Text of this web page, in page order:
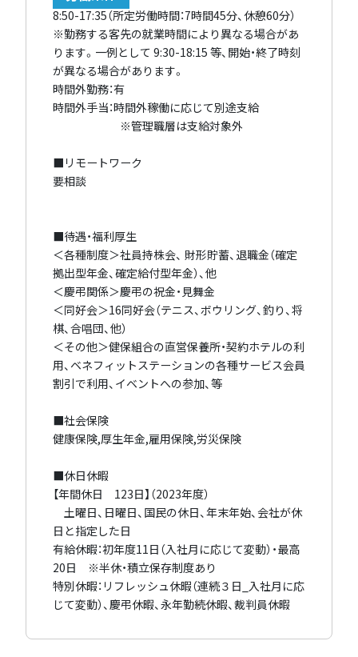
8:50-17:35（所定労働時間：7時間45分、休憩60分）
※勤務する客先の就業時間により異なる場合があ
ります。一例として 9:30-18:15 等、開始・終了時刻
が異なる場合があります。
時間外勤務：有
時間外手当：時間外稼働に応じて別途支給
※管理職層は支給対象外
■リモートワーク
要相談
■待遇・福利厚生
＜各種制度＞社員持株会、 財形貯蓄、退職金（確定
拠出型年金、確定給付型年金）、他
＜慶弔関係＞慶弔の祝金・見舞金
＜同好会＞16同好会（テニス、ボウリング、釣り、将
棋、合唱団、他）
＜その他＞健保組合の直営保養所・契約ホテルの利
用、ベネフィットステーションの各種サービス会員
割引で利用、イベントへの参加、等
■社会保険
健康保険,厚生年金,雇用保険,労災保険
■休日休暇
【年間休日 123日】（2023年度）
土曜日、日曜日、国民の休日、年末年始、会社が休
日と指定した日
有給休暇：初年度11日（入社月に応じて変動）・最高
20日 ※半休・積立保存制度あり
特別休暇：リフレッシュ休暇（連続３日_入社月に応
じて変動）、慶弔休暇、永年勤続休暇、裁判員休暇